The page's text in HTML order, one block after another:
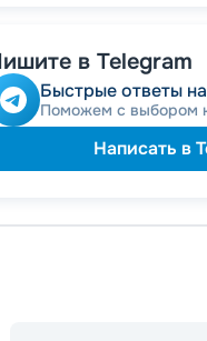
в Telegram
Быстрые ответы
Поможем с выбором
Написать в